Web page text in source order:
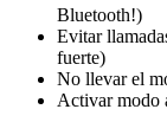
Bluetooth!)
Evitar
fuerte)
No llevar el
Activar modo